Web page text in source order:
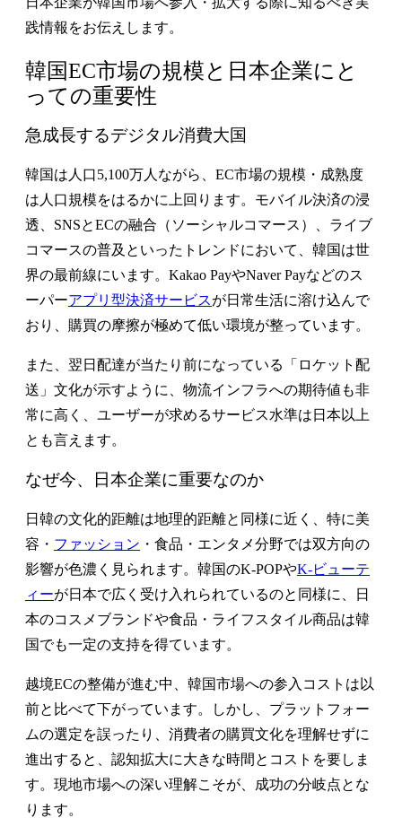
践情報をお伝えします。
韓国EC市場の規模と日本企業にと
っての重要性
急成長するデジタル消費大国
韓国は人口5,100万人ながら、EC市場の規模・成熟度
は人口規模をはるかに上回ります。モバイル決済の浸
透、SNSとECの融合（ソーシャルコマース）、ライブ
コマースの普及といったトレンドにおいて、韓国は世
界の最前線にいます。Kakao PayやNaver Payなどのス
ーパーアプリ型決済サービスが日常生活に溶け込んで
おり、購買の摩擦が極めて低い環境が整っています。
また、翌日配達が当たり前になっている「ロケット配
送」文化が示すように、物流インフラへの期待値も非
常に高く、ユーザーが求めるサービス水準は日本以上
とも言えます。
なぜ今、日本企業に重要なのか
日韓の文化的距離は地理的距離と同様に近く、特に美
容・ ファッション ・食品・エンタメ分野では双方向の
影響が色濃く見られます。韓国のK-POPやK-ビューテ
ィーが日本で広く受け入れられているのと同様に、日
本のコスメブランドや食品・ライフスタイル商品は韓
国でも一定の支持を得ています。
越境ECの整備が進む中、韓国市場への参入コストは以
前と比べて下がっています。しかし、プラットフォー
ムの選定を誤ったり、消費者の購買文化を理解せずに
進出すると、認知拡大に大きな時間とコストを要しま
す。現地市場への深い理解こそが、成功の分岐点とな
ります。